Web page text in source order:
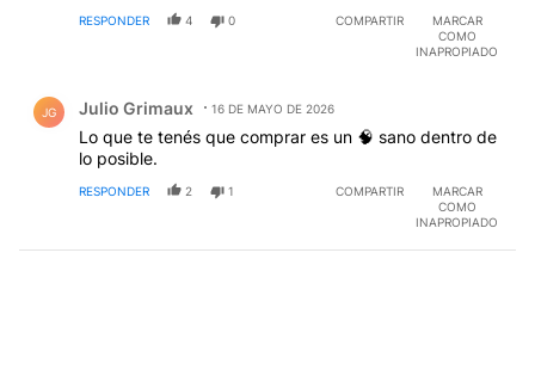
RESPONDER 4 0 COMPARTIR
MARCAR
COMO
INAPROPIADO
JG Julio Grimaux 16 DE MAYO DE 2026
Lo que te tenés que comprar es un 🧠 sano dentro de
lo posible.
RESPONDER 2 1 COMPARTIR
MARCAR
COMO
INAPROPIADO